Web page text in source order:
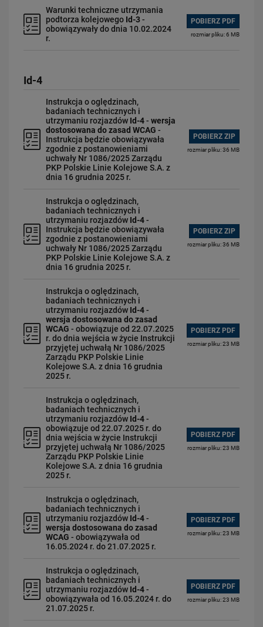
Warunki techniczne utrzymania
podtorza kolejowego Id-3-
obowiązywały do dnia 10.02.2024
r.
POBIERZ PDF
rozmiar pliku: 6 MB
Id-4
Instrukcja o oględzinach,
badaniach technicznych i
utrzymaniu rozjazdów Id-4- wersja
dostosowana do zasad WCAG -
Instrukcja będzie obowiązywała
zgodnie z postanowieniami
uchwały Nr 1086/2025 Zarządu
PKP Polskie Linie Kolejowe S.A. z
dnia 16 grudnia 2025 r.
POBIERZ ZIP
rozmiar pliku: 36 MB
Instrukcja o oględzinach,
badaniach technicznych i
utrzymaniu rozjazdów Id-4-
Instrukcja będzie obowiązywała
zgodnie z postanowieniami
uchwały Nr 1086/2025 Zarządu
PKP Polskie Linie Kolejowe S.A. z
dnia 16 grudnia 2025 r.
POBIERZ ZIP
rozmiar pliku: 36 MB
Instrukcja o oględzinach,
badaniach technicznych i
utrzymaniu rozjazdów Id-4-
wersja dostosowana do zasad
WCAG - obowiązuje od 22.07.2025
r. do dnia wejścia w życie Instrukcji
przyjętej uchwałą Nr 1086/2025
Zarządu PKP Polskie Linie
Kolejowe S.A. z dnia 16 grudnia
2025 r.
POBIERZ PDF
rozmiar pliku: 23 MB
Instrukcja o oględzinach,
badaniach technicznych i
utrzymaniu rozjazdów Id-4-
obowiązuje od 22.07.2025 r. do
dnia wejścia w życie Instrukcji
przyjętej uchwałą Nr 1086/2025
Zarządu PKP Polskie Linie
Kolejowe S.A. z dnia 16 grudnia
2025 r.
POBIERZ PDF
rozmiar pliku: 23 MB
Instrukcja o oględzinach,
badaniach technicznych i
utrzymaniu rozjazdów Id-4-
wersja dostosowana do zasad
WCAG - obowiązywała od
16.05.2024 r. do 21.07.2025 r.
POBIERZ PDF
rozmiar pliku: 23 MB
Instrukcja o oględzinach,
badaniach technicznych i
utrzymaniu rozjazdów Id-4-
obowiązywała od 16.05.2024 r. do
21.07.2025 r.
POBIERZ PDF
rozmiar pliku: 23 MB